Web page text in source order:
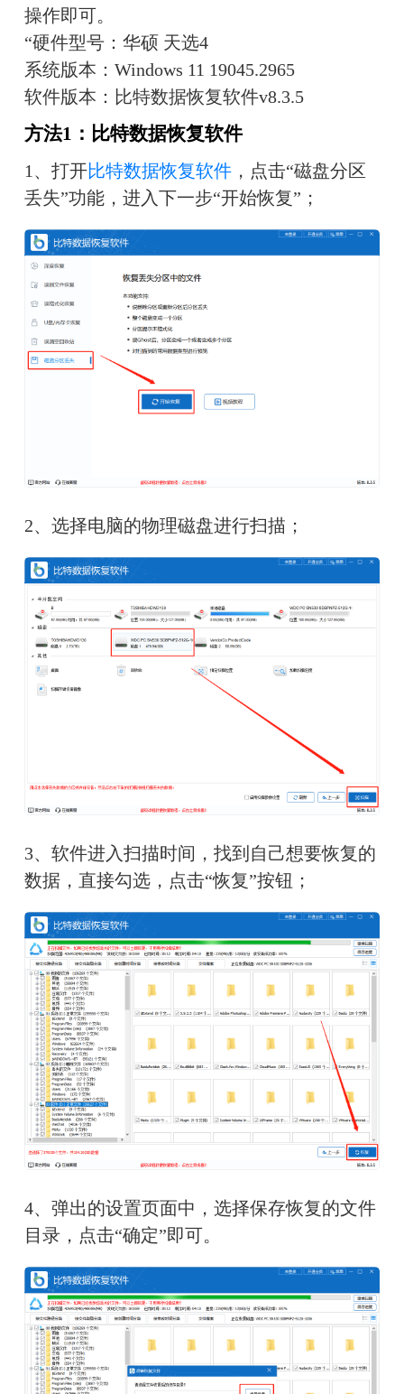
操作即可。
“硬件型号：华硕 天选4
系统版本：Windows 11 19045.2965
软件版本：比特数据恢复软件v8.3.5
方法1：比特数据恢复软件
1、 打开比特数据恢复软件，点击“磁盘分区
丢失”功能，进入下一步“开始恢复”；
2、选择电脑的物理磁盘进行扫描；
3、软件进入扫描时间，找到自己想要恢复的
数据，直接勾选，点击“恢复”按钮；
4、弹出的设置页面中，选择保存恢复的文件
目录，点击“确定”即可。